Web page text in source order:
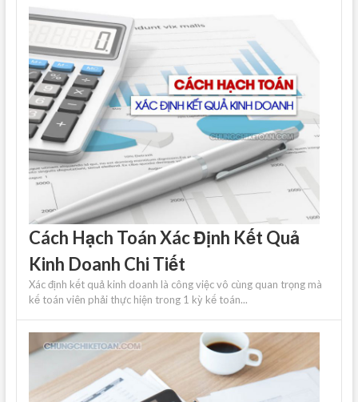
Cách Hạch Toán Xác Định Kết Quả
Kinh Doanh Chi Tiết
Xác định kết quả kinh doanh là công việc vô cùng quan trọng mà
kế toán viên phải thực hiện trong 1 kỳ kế toán...